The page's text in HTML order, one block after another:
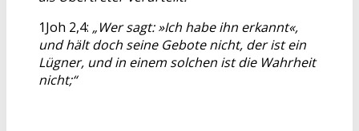
1Joh 2,4: „Wer sagt: »Ich habe ihn erkannt«,
und hält doch seine Gebote nicht, der ist ein
Lügner, und in einem solchen ist die Wahrheit
nicht;“